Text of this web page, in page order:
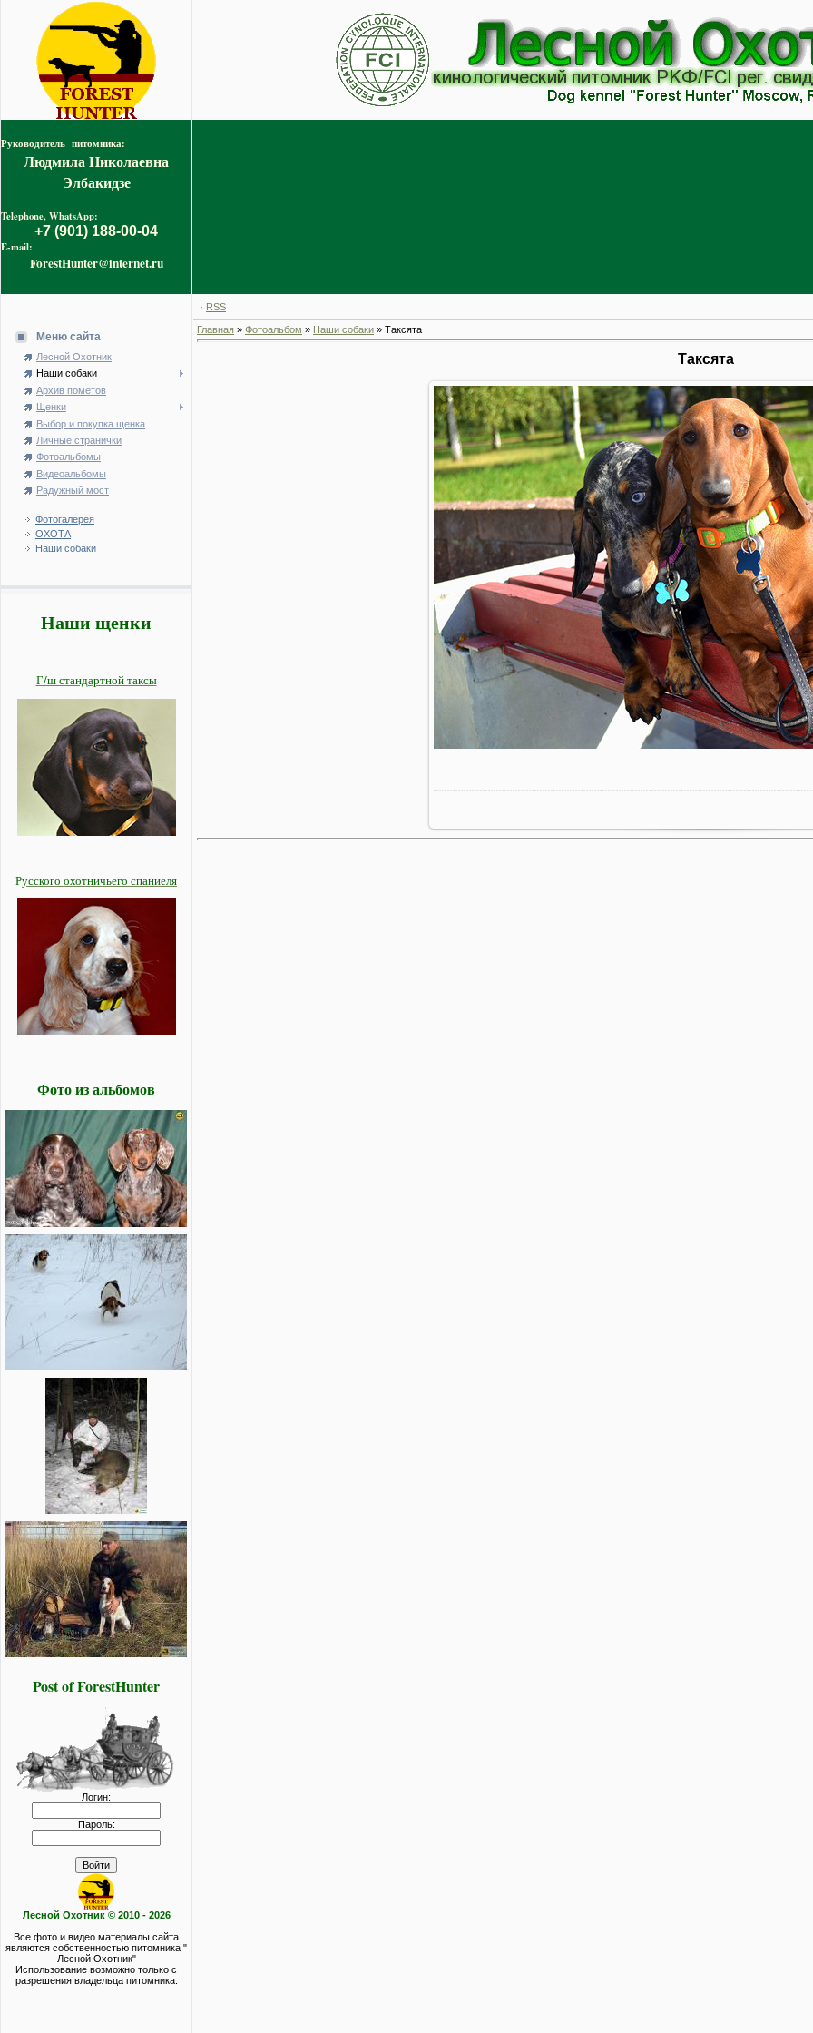
Руководитель питомника:
Людмила Николаевна
Элбакидзе
Telephone, WhatsApp:
+7 (901) 188-00-04
E-mail:
ForestHunter@internet.ru
Меню сайта
Лесной Охотник
Наши собаки
Архив пометов
Щенки
Выбор и покупка щенка
Личные странички
Фотоальбомы
Видеоальбомы
Радужный мост
Фотогалерея
ОХОТА
Наши собаки
Наши щенки
Г/ш стандартной таксы
Русского охотничьего спаниеля
Фото из альбомов
Post of ForestHunter
Логин:
Пароль:
Лесной Охотник © 2010 - 2026
Все фото и видео материалы сайта
являются собственностью питомника "
Лесной Охотник"
Использование возможно только с
разрешения владельца питомника.
· RSS
Главная » Фотоальбом » Наши собаки » Таксята
Таксята